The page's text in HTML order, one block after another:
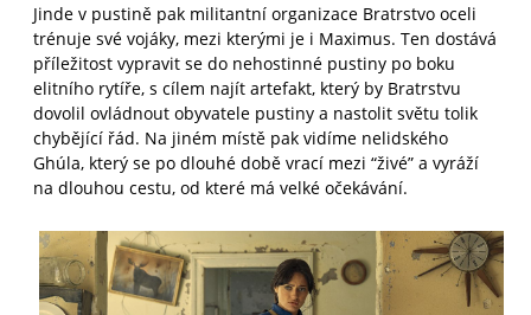
Jinde v pustině pak militantní organizace Bratrstvo oceli
trénuje své vojáky, mezi kterými je i Maximus. Ten dostává
příležitost vypravit se do nehostinné pustiny po boku
elitního rytíře, s cílem najít artefakt, který by Bratrstvu
dovolil ovládnout obyvatele pustiny a nastolit světu tolik
chybějící řád. Na jiném místě pak vidíme nelidského
Ghúla, který se po dlouhé době vrací mezi “živé” a vyráží
na dlouhou cestu, od které má velké očekávání.